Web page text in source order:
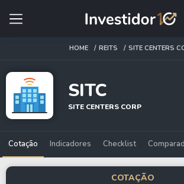
HOME REITS SITE CENTERS
SITC
SITE CENTERS CORP
Cotação Indicadores Checklist
COTAÇÃO